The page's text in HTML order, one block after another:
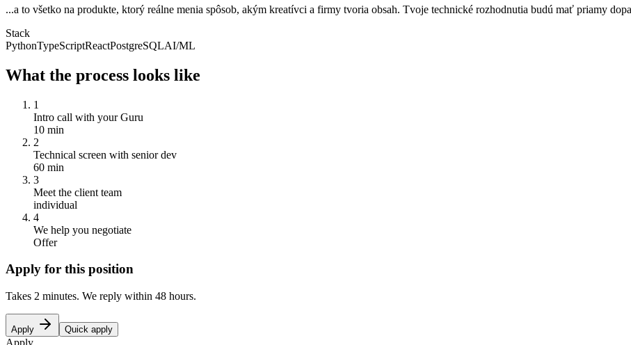
...a to všetko na produkte, ktorý reálne menia spôsob, akým kreatívci a firmy tvoria obsah. Tvoje technické rozhodnutia budú mať priamy
Stack
PythonTypeScriptReactPostgreSQLAI/ML
What the process looks like
1
Intro call with your Guru
10 min
2
Technical screen with senior dev
60 min
3
Meet the client team
individual
4
We help you negotiate
Offer
Apply for this position
Takes 2 minutes. We reply within 48 hours.
Apply Quick apply
Apply